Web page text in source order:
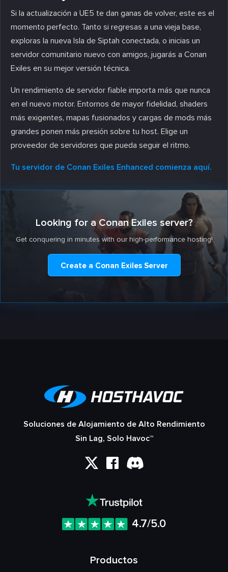
Si la actualización a UE5 te dan ganas de volver, este es el
momento perfecto. Tanto si regresas a una vieja base,
exploras la nueva Isla de Siptah conectada, o inicias un
servidor comunitario nuevo con amigos, jugarás a Conan
Exiles en su mejor versión técnica.
Un rendimiento de servidor fiable importa más que nunca
en el nuevo motor. Entornos de mayor fidelidad, shaders
más exigentes, mapas fusionados y cargas de mods más
grandes ponen más presión sobre tu host. Elige un
proveedor de servidores que pueda seguir el ritmo.
Tu servidor de Conan Exiles Enhanced comienza aquí.
Looking for a Conan Exiles server?
Get conquering in minutes with our high-performance hosting!
Create a Conan Exiles Server
Soluciones de Alojamiento de Alto Rendimiento
Sin Lag, Solo Havoc™
4.7/5.0
Productos